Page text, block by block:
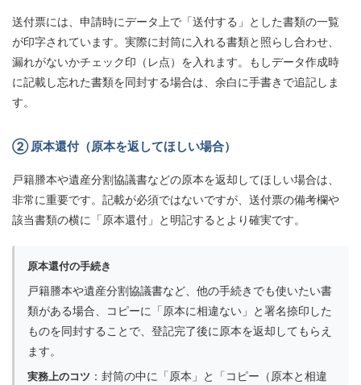
送付票には、申請時にデータ上で「送付する」とした書類の一覧
が印字されています。実際に封筒に入れる書類と照らし合わせ、
漏れがないかチェック印（レ点）を入れます。もしデータ作成時
に記載し忘れた書類を同封する場合は、余白に手書きで追記しま
す。
② 原本還付（原本を返してほしい場合）
戸籍謄本や遺産分割協議書などの原本を返却してほしい場合は、
非常に重要です。記載が必須ではないですが、送付票の備考欄や
該当書類の横に「原本還付」と明記するとより確実です。
原本還付の手続き
戸籍謄本や遺産分割協議書など、他の手続きでも使いたい書
類がある場合、コピーに「原本に相違ない」と署名捺印した
ものを同封することで、登記完了後に原本を返却してもらえ
ます。
実務上のコツ ：封筒の中に「原本」と「コピー（原本と相違